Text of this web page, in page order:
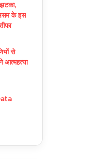
के इस
से
आत्महत्या